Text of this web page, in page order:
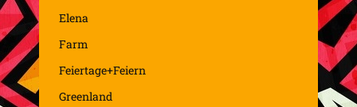
Elena
Farm
Feiertage+Feiern
Greenland